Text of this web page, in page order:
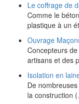
Le coffrage de
Comme le
plastique à un
Ouvrage
Concepteurs
artisans et des
Isolation en
De
la construction